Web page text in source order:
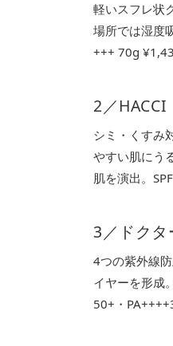
軽いスフレ状
場所では湿度
+++ 70g
2／
シミ・くすみ
やすい肌にう
肌を演出。
3／ドク
4つの紫外線
イヤーを形成
50+・